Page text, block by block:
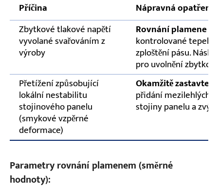
Příčina
Nápravná opatření
Zbytkové tlakové napětí
vyvolané svařováním z
výroby
Rovnání plamene
kontrolované
zploštění pásu.
pro uvolnění
Přetížení způsobující
lokální nestabilitu
stojinového panelu
(smykové vzpěrné
deformace)
Okamžitě zastavte
přidání mezilehlých
stojiny panelu a
Parametry rovnání plamenem (směrné
hodnoty):